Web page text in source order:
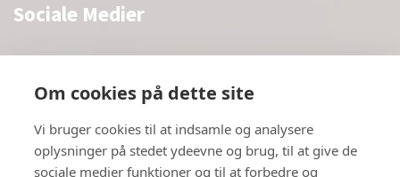
Sociale Medier
Facebook
Twitter
Instagram
Om cookies på dette site
Vi bruger cookies til at indsamle og analysere
oplysninger på stedet ydeevne og brug, til at give de
sociale medier funktioner og til at forbedre og